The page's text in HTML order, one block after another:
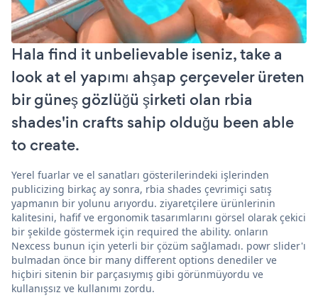
Hala find it unbelievable iseniz, take a
look at el yapımı ahşap çerçeveler üreten
bir güneş gözlüğü şirketi olan rbia
shades'in crafts sahip olduğu been able
to create.
Yerel fuarlar ve el sanatları gösterilerindeki işlerinden
publicizing birkaç ay sonra, rbia shades çevrimiçi satış
yapmanın bir yolunu arıyordu. ziyaretçilere ürünlerinin
kalitesini, hafif ve ergonomik tasarımlarını görsel olarak çekici
bir şekilde göstermek için required the ability. onların
Nexcess bunun için yeterli bir çözüm sağlamadı. powr slider'ı
bulmadan önce bir many different options denediler ve
hiçbiri sitenin bir parçasıymış gibi görünmüyordu ve
kullanışsız ve kullanımı zordu.